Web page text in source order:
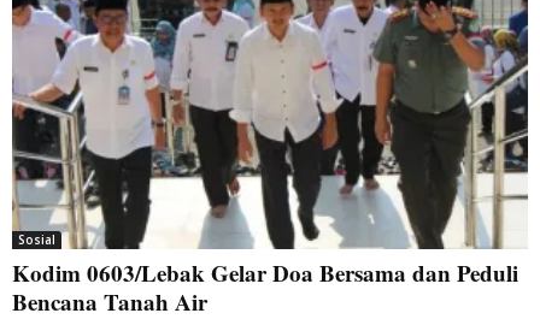
Sosial
Kodim 0603/Lebak Gelar Doa Bersama dan Peduli
Bencana Tanah Air